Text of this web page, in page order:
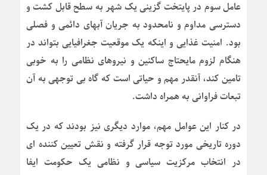
عامل سوم در پایتخت گزینی یک شهر به سطح قابل کشت و
دسترسی مداوم و نامحدود به جریان آبهای دائمی و فصلی
بود. امنیت غذایی و اینکه یک موقعیت جغرافیایی بتواند در
هنگام لزوم مایحتاج ساکنین و نیروهای نظامی را به خوبی
تامین کند، آنقدر مهم و حیاتی است که گاه بی توجهی به آن
تبعات فراوانی به همراه داشت.
در کنار این عوامل مهم، موارد دیگری نیز بودند که در یک
دوره تاریخی مورد توجه قرار گرفته و نقش تعیین کننده ای
در انتخاب مرکزیت سیاسی و نظامی یک حکومت ایفا